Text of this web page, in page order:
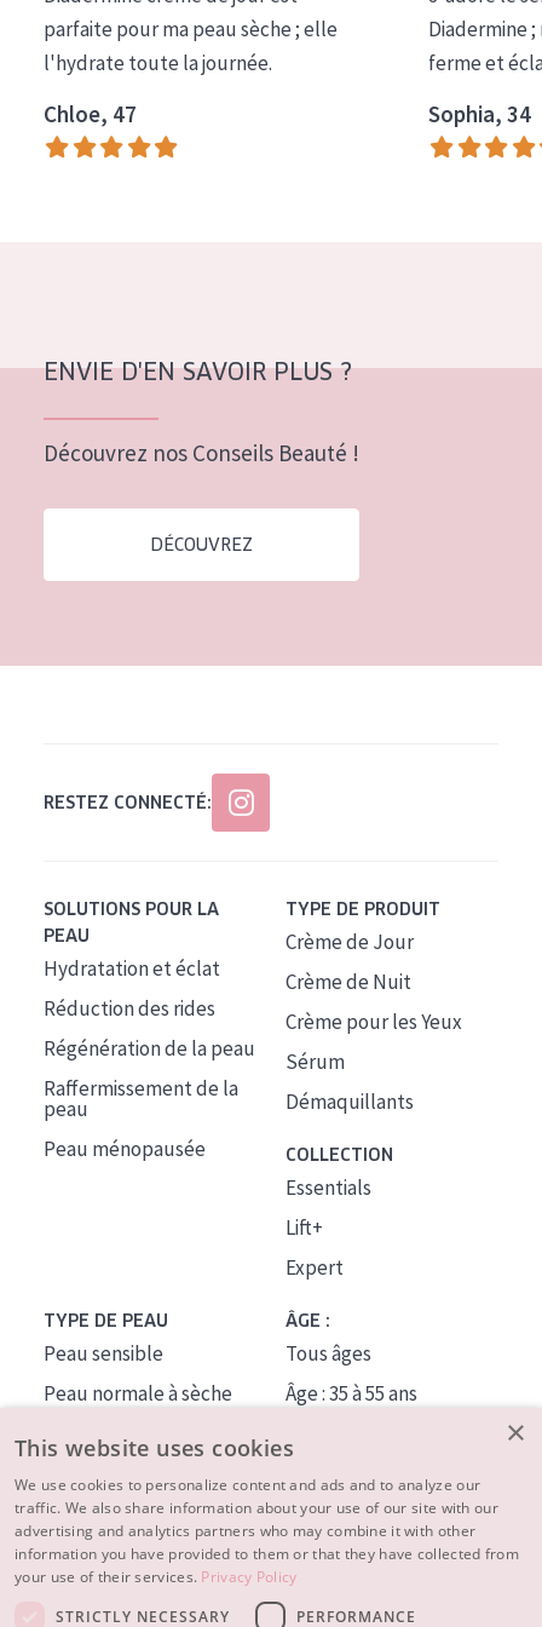
COLLECTION
Essentials
Lift+
Expert
Peau mixte ou grasse
Peau mature
Peau ménopausée
Âge : 55+
parfaite pour ma peau sèche ; elle
l'hydrate toute la journée.
Chloe, 47
Diadermine
ferme et
Sophia, 34
ENVIE D'EN SAVOIR PLUS ?
Découvrez nos Conseils Beauté !
DÉCOUVREZ
RESTEZ CONNECTÉ:
SOLUTIONS POUR LA
PEAU
Hydratation et éclat
Réduction des rides
Régénération de la peau
Raffermissement de la
peau
Peau ménopausée
TYPE DE PRODUIT
Crème de Jour
Crème de Nuit
Crème pour les Yeux
Sérum
Démaquillants
COLLECTION
Essentials
Lift+
Expert
TYPE DE PEAU
Peau sensible
Peau normale à sèche
Peau mixte ou grasse
Peau mature
Peau ménopausée
ÂGE :
Tous âges
Âge : 35 à 55 ans
À PROPOS
CONSEILS BEAUTÉ
×
This website uses cookies
We use cookies to personalize content and ads and to analyze our
traffic. We also share information about your use of our site with our
advertising and analytics partners who may combine it with other
information you have provided to them or that they have collected from
your use of their services. Privacy Policy
STRICTLY NECESSARY
PERFORMANCE